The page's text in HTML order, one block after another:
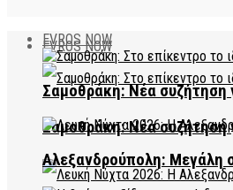
EVROS NOW
Σαμοθράκη: Νέα συζήτηση
EVROS NOW
Σαμοθράκη: Νέα συζήτηση
Αλεξανδρούπολη: Μεγάλη